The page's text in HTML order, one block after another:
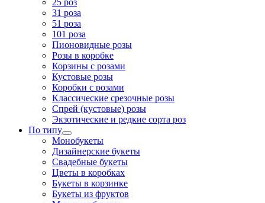
31 роза
51 роза
101 роза
Пионовидные розы
Розы в коробке
Корзины с розами
Кустовые розы
Коробки с розами
Классические срезочные розы
Спрей (кустовые) розы
Экзотические и редкие сорта роз
По типу
Монобукеты
Дизайнерские букеты
Свадебные букеты
Цветы в коробках
Букеты в корзинке
Букеты из фруктов